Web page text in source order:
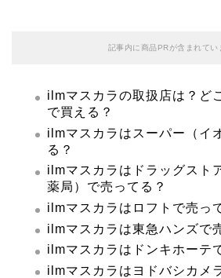
記事内に商品PRが含まれてい
ilmマスカラの取扱店は？ど
で買える？
ilmマスカラはスーパー（イ
る？
ilmマスカラはドラッグスト
薬局）で売ってる？
ilmマスカラはロフトで売っ
ilmマスカラは東急ハンズで
ilmマスカラはドンキホーテ
ilmマスカラはヨドバシカメ